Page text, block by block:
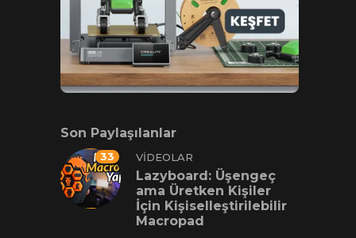
Son Paylaşılanlar
33 VIDEOLAR
Lazyboard: Üşengeç
ama Üretken Kişiler
İçin Kişiselleştirilebilir
Macropad